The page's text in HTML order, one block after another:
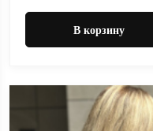
В корзину